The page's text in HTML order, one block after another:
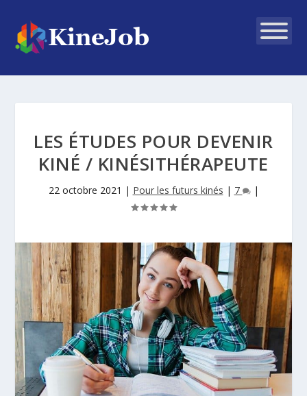
LES ÉTUDES POUR DEVENIR
KINÉ / KINÉSITHÉRAPEUTE
22 octobre 2021 | Pour les futurs kinés | 7 |